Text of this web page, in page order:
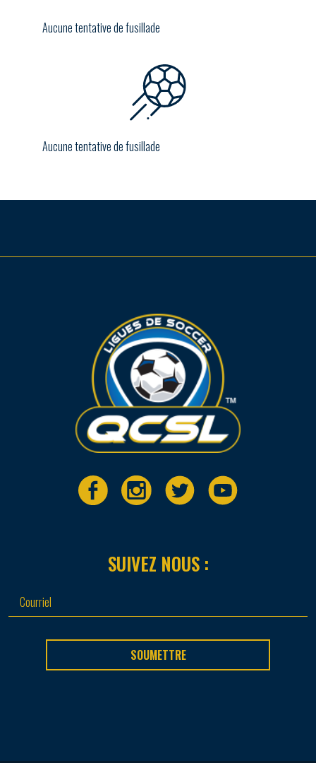
Aucune tentative de fusillade
Aucune tentative de fusillade
SUIVEZ NOUS :
SOUMETTRE